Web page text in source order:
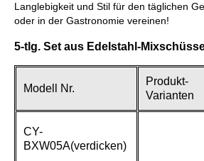
Langlebigkeit und Stil für den täglichen
oder in der Gastronomie vereinen!
5-tlg. Set aus Edelstahl-
Modell Nr.
Produkt-
Varianten
CY-
BXW05A(verdicken)